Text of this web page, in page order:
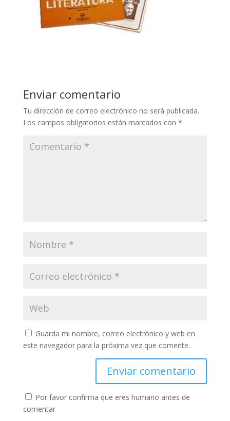
Enviar comentario
Tu dirección de correo electrónico no será publicada.
Los campos obligatorios están marcados con *
Guarda mi nombre, correo electrónico y web en
este navegador para la próxima vez que comente.
Por favor confirma que eres humano antes de
comentar